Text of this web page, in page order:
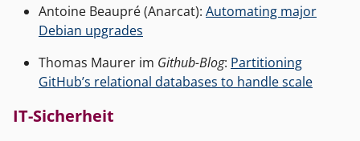
Antoine Beaupré (Anarcat): Automating major
Debian upgrades
Thomas Maurer im Github-Blog: Partitioning
GitHub’s relational databases to handle scale
IT-Sicherheit